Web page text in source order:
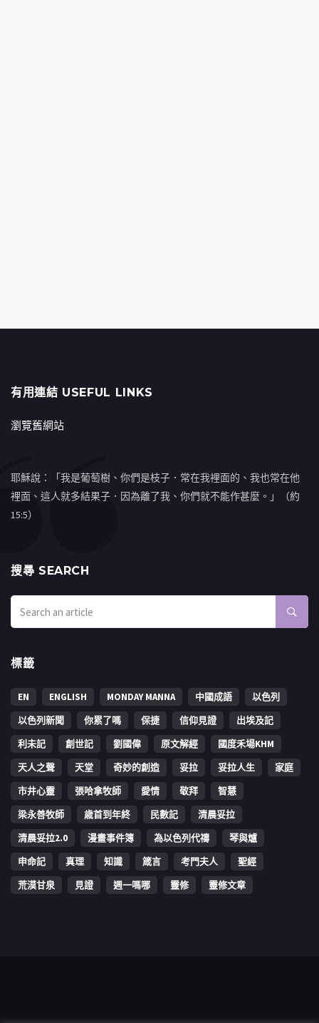
有用連結 USEFUL LINKS
瀏覽舊網站
耶穌說：「我是葡萄樹、你們是枝子．常在我裡面的、我也常在他
裡面、這人就多結果子．因為離了我、你們就不能作甚麼。」（約
15:5）
搜㝷 SEARCH
標籤
EN ENGLISH MONDAY MANNA 中國成語
以色列
以色列新聞
你累了嗎 保捷 信仰見證
出埃及記
利未記
創世記 劉國偉 原文解經
國度禾場KHM
天人之聲
天堂 奇妙的創造 妥拉 妥拉人生
家庭
市井心靈
張哈拿牧師 愛情 敬拜
智慧
梁永善牧師
歳首到年終 民數記
清晨妥拉
清晨妥拉2.0
漫畫事件簿 為以色列代禱
琴與爐
申命記
真理 知識 箴言 考門夫人
聖經
荒漠甘泉
見證 週一嗎哪 靈修 靈修文章